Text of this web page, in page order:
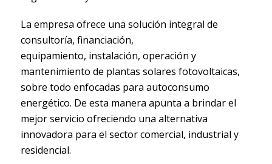
La empresa ofrece una solución integral de
consultoría, financiación,
equipamiento, instalación, operación y
mantenimiento de plantas solares fotovoltaicas,
sobre todo enfocadas para autoconsumo
energético. De esta manera apunta a brindar el
mejor servicio ofreciendo una alternativa
innovadora para el sector comercial, industrial y
residencial.